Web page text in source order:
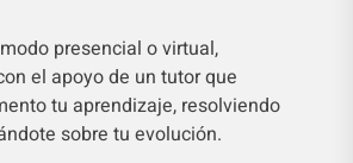
presencial o virtual,
el apoyo de un tutor que
tu aprendizaje, resolviendo
sobre tu evolución.